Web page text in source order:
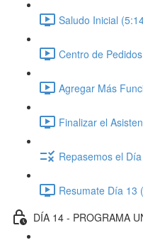
Saludo Inicial
Centro de
Agregar Más
Finalizar el
Repasemos el
Resumate Día 13
DÍA 14 - PROGRAMA